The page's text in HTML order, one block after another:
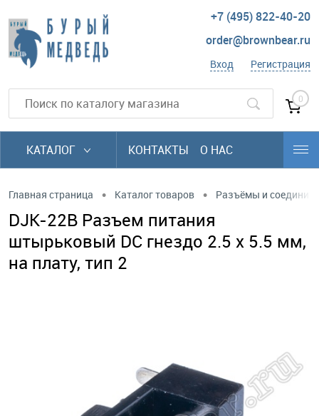
+7 (495) 822-40-20
order@brownbear.ru
Вход Регистрация
0
КАТАЛОГ КОНТАКТЫ О НАС
Главная страница • Каталог товаров • Разъёмы и
DJK-22B Разъем питания
штырьковый DC гнездо 2.5 х 5.5 мм,
на плату, тип 2